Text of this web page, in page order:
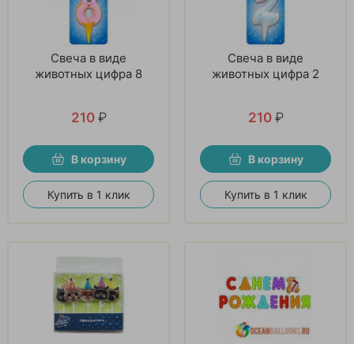
Свеча в виде
животных цифра 8
210 ₽
В корзину
Купить в 1 клик
Свеча в виде
животных цифра 2
210 ₽
В корзину
Купить в 1 клик